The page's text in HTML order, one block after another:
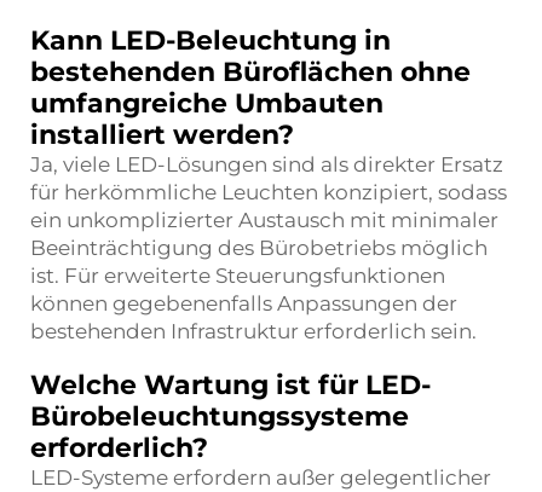
Kann LED-Beleuchtung in
bestehenden Büroflächen ohne
umfangreiche Umbauten
installiert werden?
Ja, viele LED-Lösungen sind als direkter Ersatz
für herkömmliche Leuchten konzipiert, sodass
ein unkomplizierter Austausch mit minimaler
Beeinträchtigung des Bürobetriebs möglich
ist. Für erweiterte Steuerungsfunktionen
können gegebenenfalls Anpassungen der
bestehenden Infrastruktur erforderlich sein.
Welche Wartung ist für LED-
Bürobeleuchtungssysteme
erforderlich?
LED-Systeme erfordern außer gelegentlicher